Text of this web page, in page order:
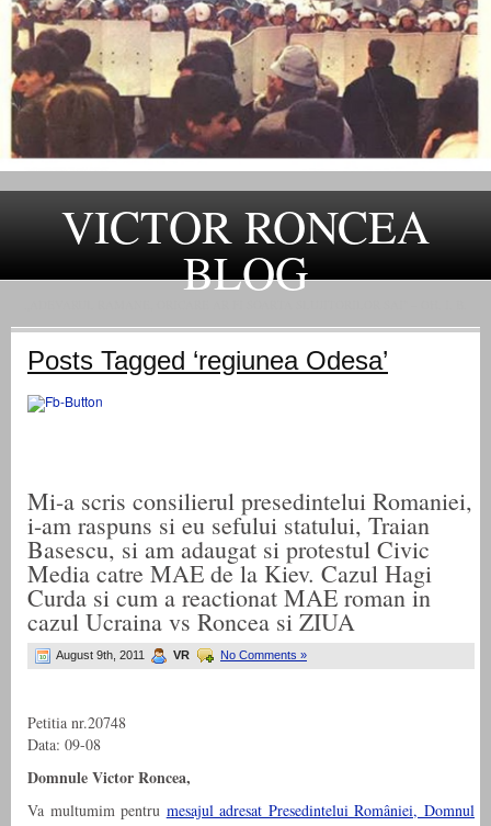
VICTOR RONCEA
BLOG
Posts Tagged ‘regiunea Odesa’
Mi-a scris consilierul presedintelui Romaniei,
i-am raspuns si eu sefului statului, Traian
Basescu, si am adaugat si protestul Civic
Media catre MAE de la Kiev. Cazul Hagi
Curda si cum a reactionat MAE roman in
cazul Ucraina vs Roncea si ZIUA
August 9th, 2011 VR No Comments »
Petitia nr.20748
Data: 09-08
Domnule Victor Roncea,
Va multumim pentru mesajul adresat Presedintelui României, Domnul